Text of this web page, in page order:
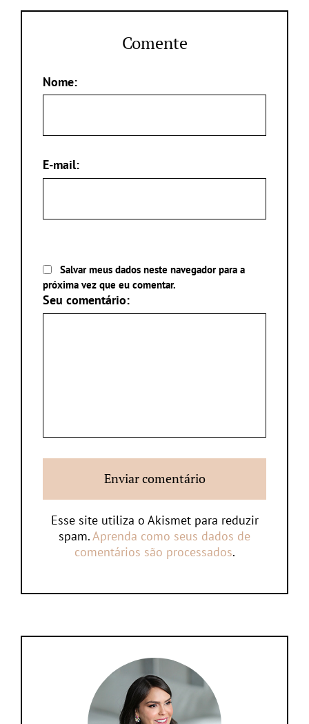
Comente
Nome:
E-mail:
Salvar meus dados neste navegador para a
próxima vez que eu comentar.
Seu comentário:
Esse site utiliza o Akismet para reduzir
spam.Aprenda como seus dados de
comentários são processados.